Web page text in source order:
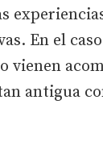
En el
antigua